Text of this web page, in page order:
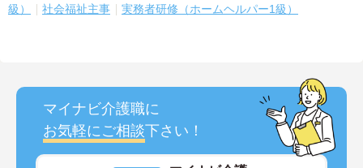
級）
社会福祉主事 実務者研修（ホームヘルパー1級）
マイナビ介護職に
お気軽にご相談下さい！